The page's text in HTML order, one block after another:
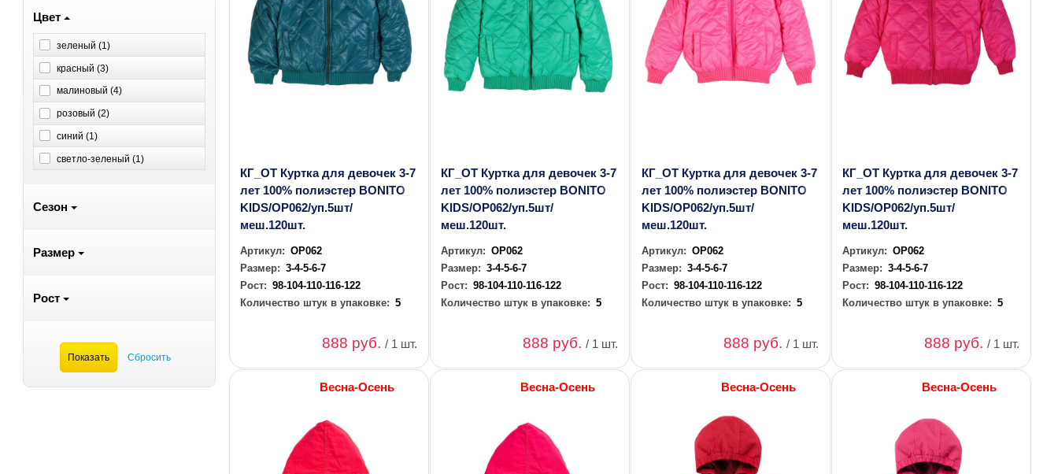
Цвет
зеленый (1)
красный (3)
малиновый (4)
розовый (2)
синий (1)
светло-зеленый (1)
Сезон
Размер
Рост
КГ_ОТ Куртка для девочек 3-7
лет 100% полиэстер BONITO
KIDS/OP062/уп.5шт/
меш.120шт.
Артикул: OP062
Размер: 3-4-5-6-7
Рост: 98-104-110-116-122
Количество штук в упаковке: 5
888 руб./ 1 шт.
КГ_ОТ Куртка для девочек 3-7
лет 100% полиэстер BONITO
KIDS/OP062/уп.5шт/
меш.120шт.
Артикул: OP062
Размер: 3-4-5-6-7
Рост: 98-104-110-116-122
Количество штук в упаковке: 5
888 руб./ 1 шт.
КГ_ОТ Куртка для девочек 3-7
лет 100% полиэстер BONITO
KIDS/OP062/уп.5шт/
меш.120шт.
Артикул: OP062
Размер: 3-4-5-6-7
Рост: 98-104-110-116-122
Количество штук в упаковке: 5
888 руб./ 1 шт.
КГ_ОТ Куртка для девочек 3-7
лет 100% полиэстер BONITO
KIDS/OP062/уп.5шт/
меш.120шт.
Артикул: OP062
Размер: 3-4-5-6-7
Рост: 98-104-110-116-122
Количество штук в упаковке: 5
888 руб./ 1 шт.
Весна-Осень Весна-Осень Весна-Осень Весна-Осень